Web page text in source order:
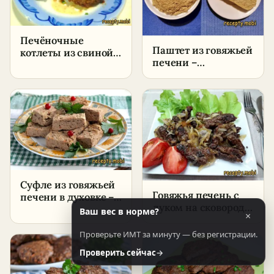
Печёночные
котлеты из свиной
пошаговый рецепт
в домашних
условиях
Паштет из говяжьей
печени –
в домашних
условиях
Суфле из говяжьей
печени в духовке –
пошаговый рецепт
в домашних
условиях
Говяжья печень с
луком на сковороде
– пошаговый
рецепт
Ваш вес в норме? ×
Проверьте ИМТ за минуту — без регистрации.
Проверить сейчас→